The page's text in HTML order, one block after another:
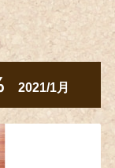
2021/1月